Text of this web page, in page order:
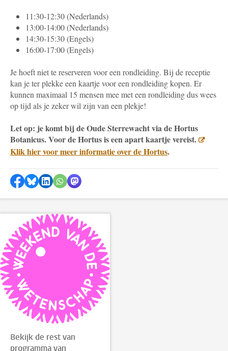
11:30-12:30 (Nederlands)
13:00-14:00 (Nederlands)
14:30-15:30 (Engels)
16:00-17:00 (Engels)
Je hoeft niet te reserveren voor een rondleiding. Bij de receptie
kan je ter plekke een kaartje voor een rondleiding kopen. Er
kunnen maximaal 15 mensen mee met een rondleiding dus wees
op tijd als je zeker wil zijn van een plekje!
Let op: je komt bij de Oude Sterrewacht via de Hortus
Botanicus. Voor de Hortus is een apart kaartje vereist.
Klik hier voor meer informatie over de Hortus.
Delen op Facebook
Delen via Bluesky
Delen op LinkedIn
Delen via WhatsApp
Delen via Mastodon
Bekijk de rest van
programma van